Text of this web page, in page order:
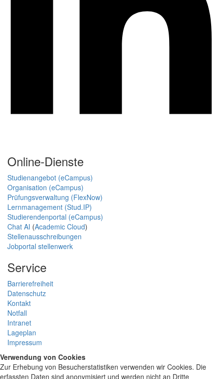
Online-Dienste
Studienangebot (eCampus)
Organisation (eCampus)
Prüfungsverwaltung (FlexNow)
Lernmanagement (Stud.IP)
Studierendenportal (eCampus)
Chat AI (Academic Cloud)
Stellenausschreibungen
Jobportal stellenwerk
Service
Barrierefreiheit
Datenschutz
Kontakt
Notfall
Intranet
Lageplan
Impressum
Verwendung von Cookies
Zur Erhebung von Besucherstatistiken verwenden wir Cookies. Die
erfassten Daten sind anonymisiert und werden nicht an Dritte